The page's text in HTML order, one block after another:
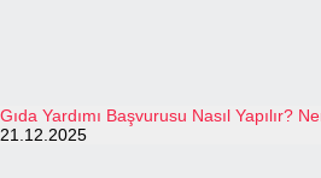
Gıda Yardımı Başvurusu Nasıl Yapılır?
21.12.2025